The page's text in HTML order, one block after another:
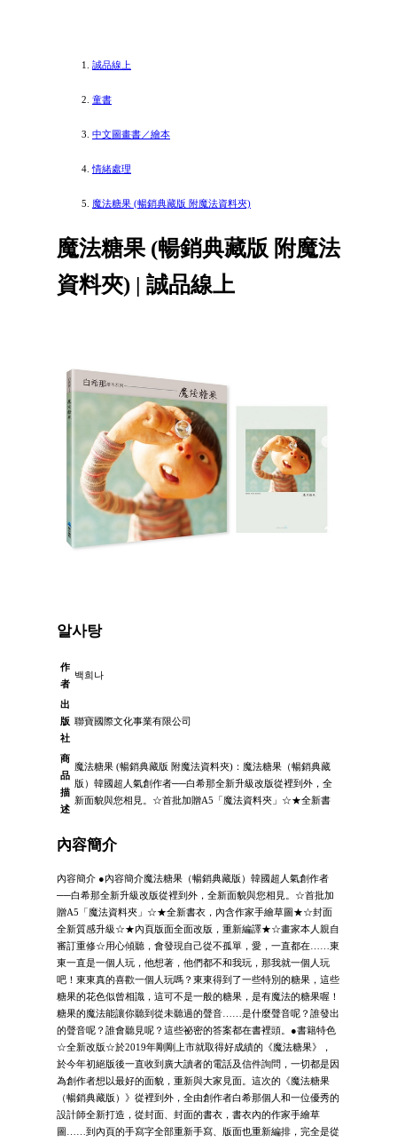
誠品線上
童書
中文圖畫書／繪本
情緒處理
魔法糖果 (暢銷典藏版 附魔法資料夾)
魔法糖果 (暢銷典藏版 附魔法
資料夾) | 誠品線上
알사탕
作
者
백희나
出
版
社
聯寶國際文化事業有限公司
商
品
描
述
魔法糖果 (暢銷典藏版 附魔法資料夾)：魔法糖果（暢銷典藏
版）韓國超人氣創作者──白希那全新升級改版從裡到外，全
新面貌與您相見。☆首批加贈A5「魔法資料夾」☆★全新書
內容簡介
內容簡介 ●內容簡介魔法糖果（暢銷典藏版）韓國超人氣創作者
──白希那全新升級改版從裡到外，全新面貌與您相見。☆首批加
贈A5「魔法資料夾」☆★全新書衣，內含作家手繪草圖★☆封面
全新質感升級☆★內頁版面全面改版，重新編譯★☆畫家本人親自
審訂重修☆用心傾聽，會發現自己從不孤單，愛，一直都在……東
東一直是一個人玩，他想著，他們都不和我玩，那我就一個人玩
吧！東東真的喜歡一個人玩嗎？東東得到了一些特別的糖果，這些
糖果的花色似曾相識，這可不是一般的糖果，是有魔法的糖果喔！
糖果的魔法能讓你聽到從未聽過的聲音……是什麼聲音呢？誰發出
的聲音呢？誰會聽見呢？這些祕密的答案都在書裡頭。●書籍特色
☆全新改版☆於2019年剛剛上市就取得好成績的《魔法糖果》，
於今年初絕版後一直收到廣大讀者的電話及信件詢問，一切都是因
為創作者想以最好的面貌，重新與大家見面。這次的《魔法糖果
（暢銷典藏版）》從裡到外，全由創作者白希那個人和一位優秀的
設計師全新打造，從封面、封面的書衣，書衣內的作家手繪草
圖……到內頁的手寫字全部重新手寫、版面也重新編排，完全是從